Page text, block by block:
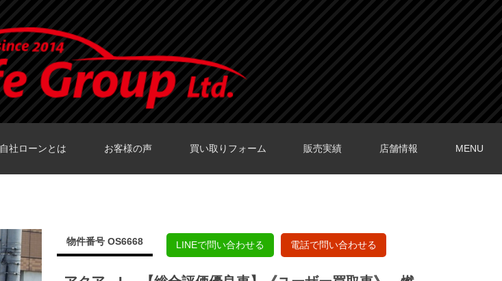
自社ローンとは お客様の声 買い取りフォーム 販売実績 店舗情報 MENU
物件番号 OS6668 LINEで問い合わせる 電話で問い合わせる